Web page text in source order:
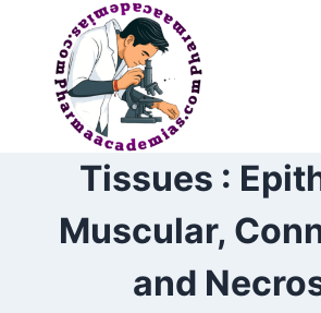
content
Tissues :
Muscular,
and